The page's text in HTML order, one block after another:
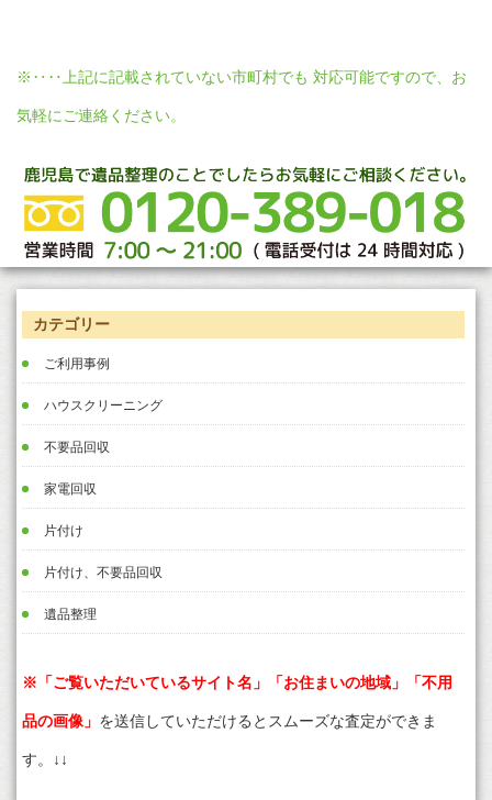
※‥‥上記に記載されていない市町村でも 対応可能ですので、お
気軽にご連絡ください。
カテゴリー
ご利用事例
ハウスクリーニング
不要品回収
家電回収
片付け
片付け、不要品回収
遺品整理
※「ご覧いただいているサイト名」「お住まいの地域」「不用
品の画像」 を送信していただけるとスムーズな査定ができま
す。↓↓